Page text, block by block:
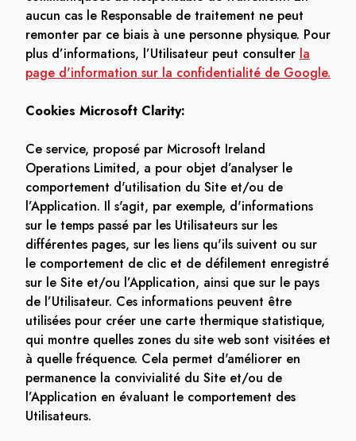
aucun cas le Responsable de traitement ne peut
remonter par ce biais à une personne physique. Pour
plus d’informations, l’Utilisateur peut consulter la
page d'information sur la confidentialité de Google.
Cookies Microsoft Clarity:
Ce service, proposé par Microsoft Ireland
Operations Limited, a pour objet d’analyser le
comportement d'utilisation du Site et/ou de
l’Application. Il s'agit, par exemple, d'informations
sur le temps passé par les Utilisateurs sur les
différentes pages, sur les liens qu'ils suivent ou sur
le comportement de clic et de défilement enregistré
sur le Site et/ou l’Application, ainsi que sur le pays
de l’Utilisateur. Ces informations peuvent être
utilisées pour créer une carte thermique statistique,
qui montre quelles zones du site web sont visitées et
à quelle fréquence. Cela permet d'améliorer en
permanence la convivialité du Site et/ou de
l’Application en évaluant le comportement des
Utilisateurs.